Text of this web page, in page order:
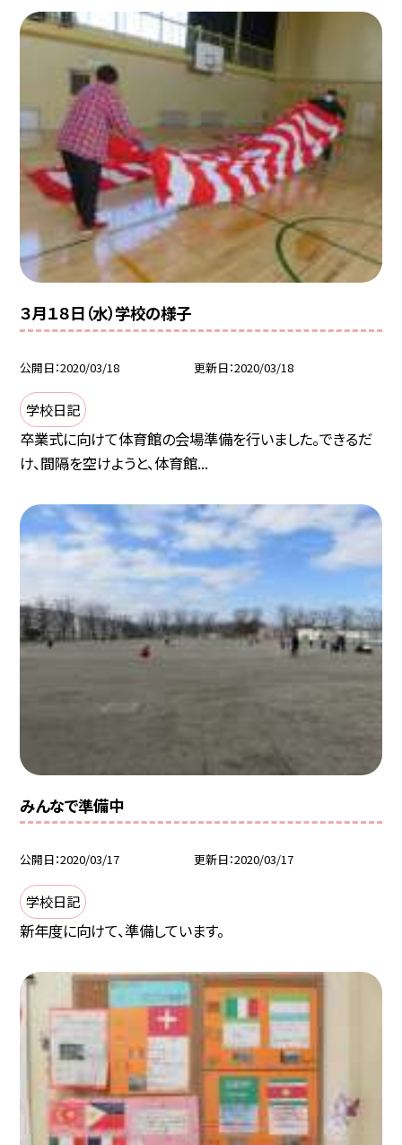
３月１８日（水）学校の様子
公開日 2020/03/18 更新日 2020/03/18
学校日記
卒業式に向けて体育館の会場準備を行いました。できるだ
け、間隔を空けようと、体育館...
みんなで準備中
公開日 2020/03/17 更新日 2020/03/17
学校日記
新年度に向けて、準備しています。